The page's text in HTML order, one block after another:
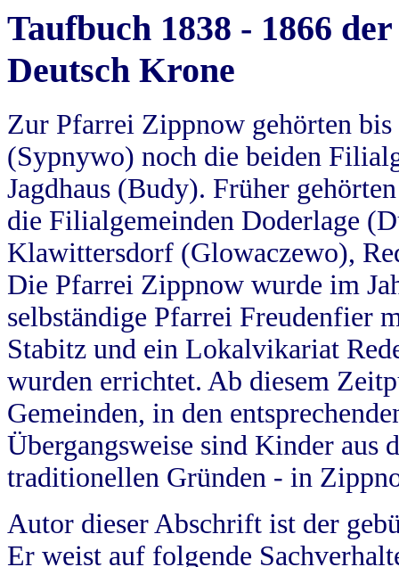
Taufbuch 1838 - 1866
Deutsch Krone
Zur Pfarrei Zippnow gehörten
(Sypnywo) noch die beiden
Jagdhaus (Budy). Früher
die Filialgemeinden Doderlage
Klawittersdorf (Glowaczewo),
Die Pfarrei Zippnow wurde im
selbständige Pfarrei Freudenfier
Stabitz und ein Lokalvikariat
wurden errichtet. Ab diesem
Gemeinden, in den
Übergangsweise sind Kinder aus
traditionellen Gründen - in
Autor dieser Abschrift ist der
Er weist auf folgende